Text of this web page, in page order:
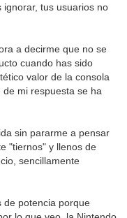
ignorar, tus usuarios no
a decirme que no se
cuando has sido
valor de la consola
mi respuesta se ha
sin pararme a pensar
"tiernos" y llenos de
sencillamente
de potencia porque